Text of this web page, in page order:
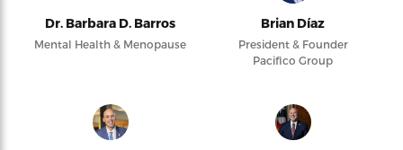
Dr. Barbara D. Barros
Mental Health & Menopause
Brian Díaz
President & Founder
Pacifico Group